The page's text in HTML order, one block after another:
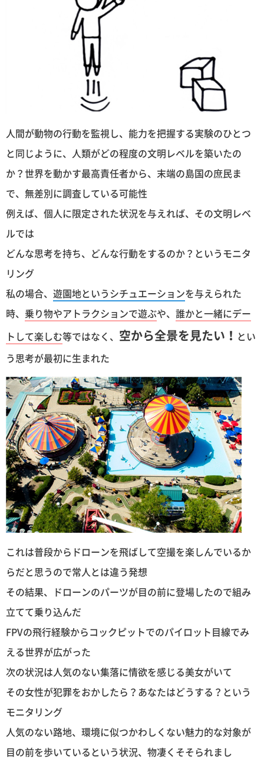
人間が動物の行動を監視し、能力を把握する実験のひとつ
と同じように、人類がどの程度の文明レベルを築いたの
か？世界を動かす最高責任者から、末端の島国の庶民ま
で、無差別に調査している可能性
例えば、個人に限定された状況を与えれば、その文明レベ
ルでは
どんな思考を持ち、どんな行動をするのか？というモニタ
リング
私の場合、 遊園地というシチュエーションを与えられた
時、 乗り物やアトラクションで遊ぶや、 誰かと一緒にデー
トして楽しむ等ではなく、 空から全景を見たい！ とい
う思考が最初に生まれた
これは普段からドローンを飛ばして空撮を楽しんでいるか
らだと思うので常人とは違う発想
その結果、ドローンのパーツが目の前に登場したので組み
立てて乗り込んだ
FPVの飛行経験からコックピットでのパイロット目線でみ
える世界が広がった
次の状況は人気のない集落に情欲を感じる美女がいて
その女性が犯罪をおかしたら？あなたはどうする？という
モニタリング
人気のない路地、環境に似つかわしくない魅力的な対象が
目の前を歩いているという状況、物凄くそそられまし